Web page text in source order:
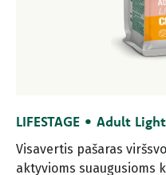
LIFESTAGE • Adult
Visavertis pašaras
aktyvioms suaugusioms